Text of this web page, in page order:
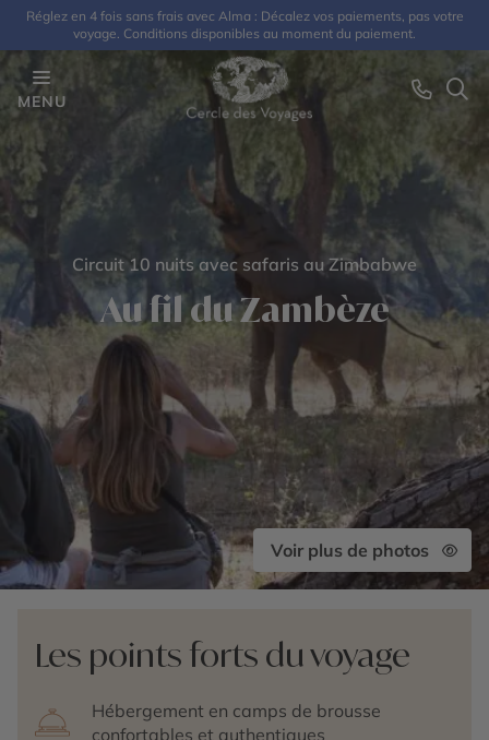
Réglez en 4 fois sans frais avec Alma : Décalez vos paiements, pas votre
voyage. Conditions disponibles au moment du paiement.
MENU
Circuit 10 nuits avec safaris au Zimbabwe
Au fil du Zambèze
Voir plus de photos
Les points forts du voyage
Hébergement en camps de brousse
confortables et authentiques